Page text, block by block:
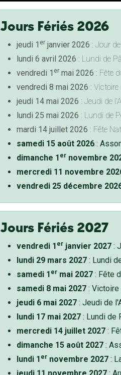
Jours Fériés 2026
jeudi 1 erjanvier 2026 : Jour
lundi 6 avril 2026 : Lundi de
vendredi 1 ermai 2026 : Fête
vendredi 8 mai 2026 :
jeudi 14 mai 2026 : Jeudi de
lundi 25 mai 2026 : Lundi de
mardi 14 juillet 2026 : Fête
samedi 15 août 2026:
dimanche 1 ernovembre
mercredi 11 novembre
vendredi 25 décembre
Jours Fériés 2027
vendredi 1 erjanvier 2027:
lundi 29 mars 2027: Lundi
samedi 1 ermai 2027: Fête
samedi 8 mai 2027: Victoire
jeudi 6 mai 2027: Jeudi de
lundi 17 mai 2027: Lundi de
mercredi 14 juillet 2027:
dimanche 15 août 2027:
lundi 1 ernovembre 2027:
jeudi 11 novembre 2027: